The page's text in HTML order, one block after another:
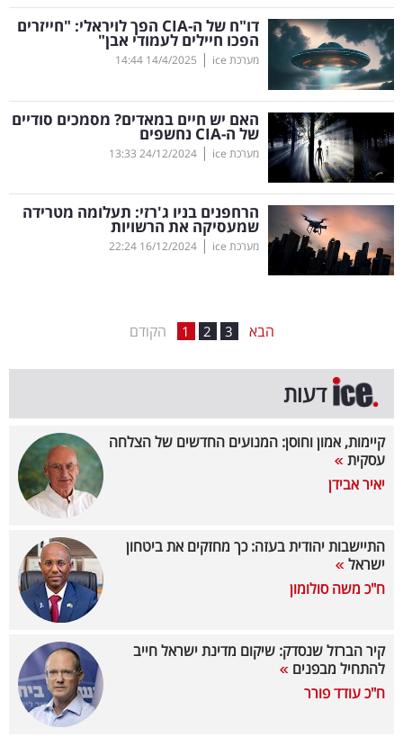
מינויים
רייטינג
רכב
בריאות
תרבות
ופנאי
תיירות
המילון
הכלכלי
פודקאסט
40
דו"ח של ה-CIA הפך לויראלי: "חייזרים
הפכו חיילים לעמודי אבן"
מערכת ice |
14/4/2025
14:44
האם יש חיים במאדים? מסמכים סודיים
של ה-CIA נחשפים
מערכת ice |
24/12/2024
13:33
הרחפנים בניו ג'רזי: תעלומה מטרידה
שמעסיקה את הרשויות
מערכת ice |
16/12/2024
22:24
הקודם 1 2 3 הבא
דעות
קיימות, אמון וחוסן: המנועים החדשים של הצלחה
עסקית
יאיר אבידן
התיישבות יהודית בעזה: כך מחזקים את ביטחון
ישראל
ח"כ משה סולומון
קיר הברזל שנסדק: שיקום מדינת ישראל חייב
להתחיל מבפנים
ח"כ עודד פורר